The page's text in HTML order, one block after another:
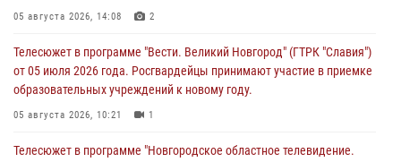
05 августа 2026, 14:08 2
Телесюжет в программе "Вести. Великий Новгород" (ГТРК "Славия")
от 05 июля 2026 года. Росгвардейцы принимают участие в приемке
образовательных учреждений к новому году.
05 августа 2026, 10:21 1
Телесюжет в программе "Новгородское областное телевидение.